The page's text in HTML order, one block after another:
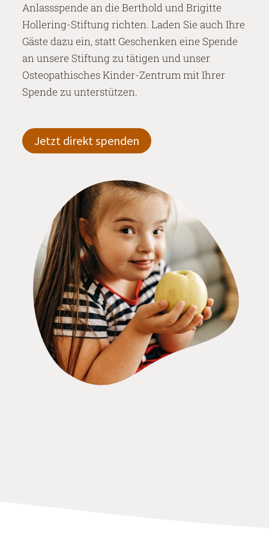
Anlassspende an die Berthold und Brigitte
Hollering-Stiftung richten. Laden Sie auch Ihre
Gäste dazu ein, statt Geschenken eine Spende
an unsere Stiftung zu tätigen und unser
Osteopathisches Kinder-Zentrum mit Ihrer
Spende zu unterstützen.
Jetzt direkt spenden